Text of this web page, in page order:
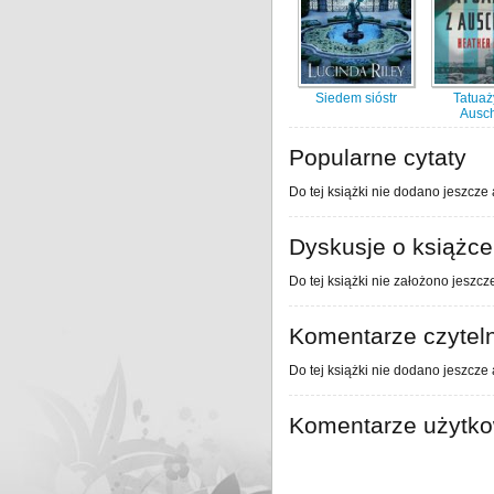
Siedem sióstr
Popularne cytaty
Do tej książki nie dodano jeszcze
Dyskusje o książce
Do tej książki nie założono
Komentarze
Do tej książki nie dodano
Komentarze